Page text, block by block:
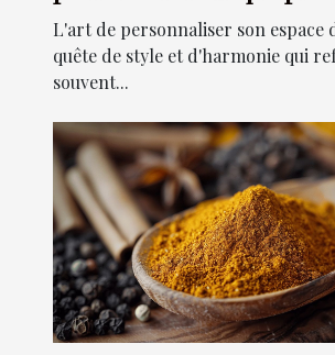
maison
L'art de personnaliser son espace
quête de style et d'harmonie qui
souvent...